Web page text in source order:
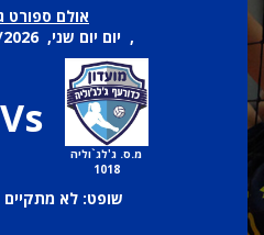
אולם ספורט
, יום יום שני, 08/06/2026, 19:00
מ.ס. ג'לג`וליה
1018
Vs
שופט: לא מתקיים